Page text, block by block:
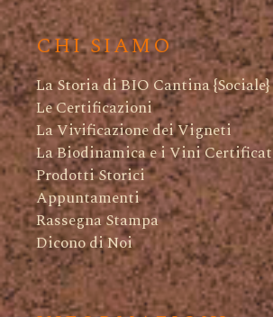
CHI SIAMO
La Storia di BIO Cantina
Le Certificazioni
La Vivificazione dei Vigneti
La Biodinamica e i Vini
Prodotti Storici
Appuntamenti
Rassegna Stampa
Dicono di Noi